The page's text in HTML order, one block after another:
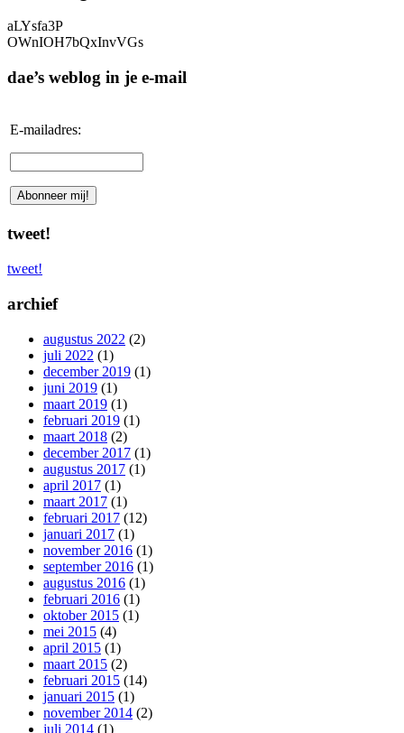
aLYsfa3P
OWnIOH7bQxInvVGs
dae’s weblog in je e-mail
E-mailadres:
tweet!
tweet!
archief
augustus 2022 (2)
juli 2022 (1)
december 2019 (1)
juni 2019 (1)
maart 2019 (1)
februari 2019 (1)
maart 2018 (2)
december 2017 (1)
augustus 2017 (1)
april 2017 (1)
maart 2017 (1)
februari 2017 (12)
januari 2017 (1)
november 2016 (1)
september 2016 (1)
augustus 2016 (1)
februari 2016 (1)
oktober 2015 (1)
mei 2015 (4)
april 2015 (1)
maart 2015 (2)
februari 2015 (14)
januari 2015 (1)
november 2014 (2)
juli 2014 (1)